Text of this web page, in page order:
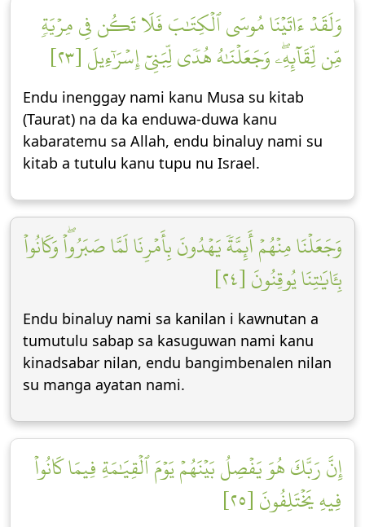
وَلَقَدۡ ءَاتَيۡنَا مُوسَى ٱلۡكِتَٰبَ فَلَا تَكُن فِي مِرۡيَةٖ
مِّن لِّقَآئِهِۦۖ وَجَعَلۡنَٰهُ هُدٗى لِّبَنِيٓ إِسۡرَٰٓءِيلَ [٢٣]
Endu inenggay nami kanu Musa su kitab
(Taurat) na da ka enduwa-duwa kanu
kabaratemu sa Allah, endu binaluy nami su
kitab a tutulu kanu tupu nu Israel.
وَجَعَلۡنَا مِنۡهُمۡ أَئِمَّةٗ يَهۡدُونَ بِأَمۡرِنَا لَمَّا صَبَرُواْۖ وَكَانُواْ
بِـَٔايَٰتِنَا يُوقِنُونَ [٢٤]
Endu binaluy nami sa kanilan i kawnutan a
tumutulu sabap sa kasuguwan nami kanu
kinadsabar nilan, endu bangimbenalen nilan
su manga ayatan nami.
إِنَّ رَبَّكَ هُوَ يَفۡصِلُ بَيۡنَهُمۡ يَوۡمَ ٱلۡقِيَٰمَةِ فِيمَا كَانُواْ
فِيهِ يَخۡتَلِفُونَ [٢٥]